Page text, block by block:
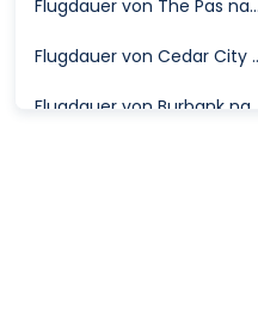
Flugdauer von The Pas nach Flin Flon
Flugdauer von